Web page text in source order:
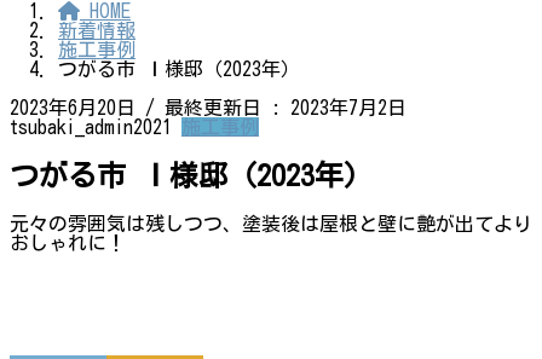
HOME
新着情報
施工事例
つがる市 Ｉ様邸（2023年）
2023年6月20日
/ 最終更新日 : 2023年7月2日
tsubaki_admin2021
施工事例
つがる市 Ｉ様邸（2023年）
元々の雰囲気は残しつつ、塗装後は屋根と壁に艶が出てより
おしゃれに！